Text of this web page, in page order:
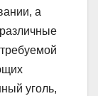
а
уголь,